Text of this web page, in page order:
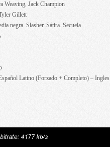
Weaving, Jack Champion
Gillett
negra. Slasher. Sátira. Secuela
Latino (Forzado + Completo) – Ingles